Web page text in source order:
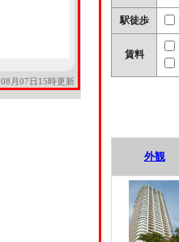
08月07日15時更新
駅徒歩
賃料
外観